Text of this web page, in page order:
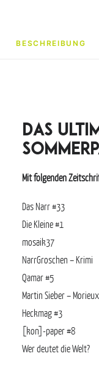
BESCHREIBUNG
Das
Mit folgenden
Das Narr #33
Die Kleine #1
mosaik37
NarrGroschen – Krimi
Qamar #5
Martin Sieber – Morieux
Heckmag #3
[kon]-paper #8
Wer deutet die Welt?